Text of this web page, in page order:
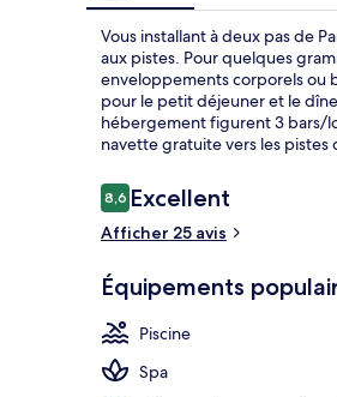
Vous installant à deux pas de
aux pistes. Pour quelques
enveloppements corporels ou
pour le petit déjeuner et le
hébergement figurent 3 bars/
navette gratuite vers les pistes
Avis
voyageurs
8,68,6 sur 10
Excellent
Afficher 25 avis
Équipements
Piscine
Spa